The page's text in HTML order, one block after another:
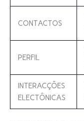
CONTACTOS
PERFIL
INTERACÇÕES
ELECTÔNICAS